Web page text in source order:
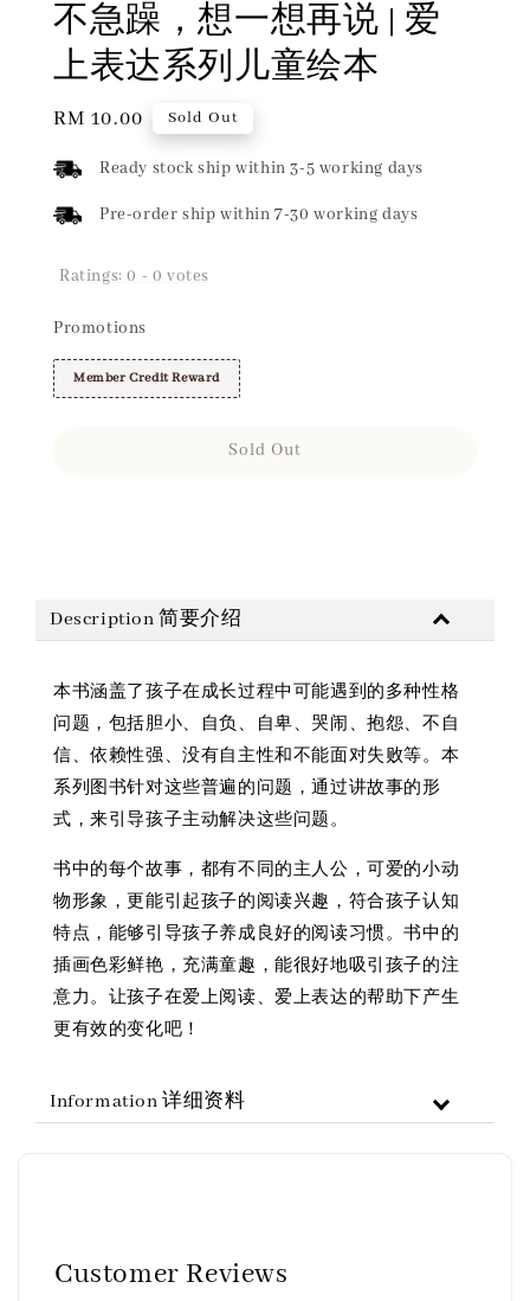
不急躁，想一想再说 | 爱
上表达系列儿童绘本
Regular
RM 10.00 Sold Out
Ready stock ship within 3-5 working days
Pre-order ship within 7-30 working days
Ratings:0 - 0 votes
Promotions
Member Credit Reward
Sold Out
Description 简要介绍
本书涵盖了孩子在成长过程中可能遇到的多种性格
问题，包括胆小、自负、自卑、哭闹、抱怨、不自
信、依赖性强、没有自主性和不能面对失败等。本
系列图书针对这些普遍的问题，通过讲故事的形
式，来引导孩子主动解决这些问题。
书中的每个故事，都有不同的主人公，可爱的小动
物形象，更能引起孩子的阅读兴趣，符合孩子认知
特点，能够引导孩子养成良好的阅读习惯。书中的
插画色彩鲜艳，充满童趣，能很好地吸引孩子的注
意力。让孩子在爱上阅读、爱上表达的帮助下产生
更有效的变化吧！
Information 详细资料
Customer Reviews